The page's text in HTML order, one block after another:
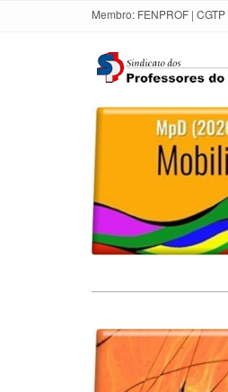
Membro: FENPROF | CGTP